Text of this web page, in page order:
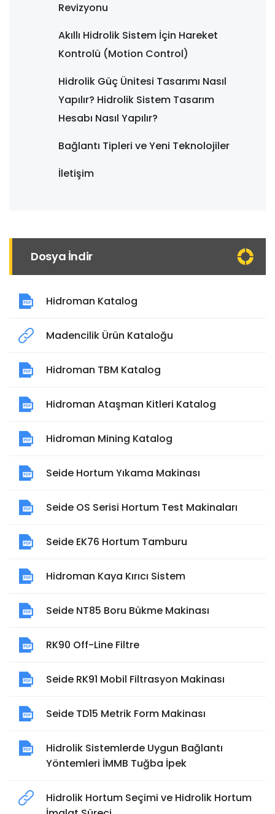
Revizyonu
Akıllı Hidrolik Sistem İçin Hareket
Kontrolü (Motion Control)
Hidrolik Güç Ünitesi Tasarımı Nasıl
Yapılır? Hidrolik Sistem Tasarım
Hesabı Nasıl Yapılır?
Bağlantı Tipleri ve Yeni Teknolojiler
İletişim
Dosya İndir
Hidroman Katalog
Madencilik Ürün Kataloğu
Hidroman TBM Katalog
Hidroman Ataşman Kitleri Katalog
Hidroman Mining Katalog
Seide Hortum Yıkama Makinası
Seide OS Serisi Hortum Test Makinaları
Seide EK76 Hortum Tamburu
Hidroman Kaya Kırıcı Sistem
Seide NT85 Boru Bükme Makinası
RK90 Off-Line Filtre
Seide RK91 Mobil Filtrasyon Makinası
Seide TD15 Metrik Form Makinası
Hidrolik Sistemlerde Uygun Bağlantı
Yöntemleri İMMB Tuğba İpek
Hidrolik Hortum Seçimi ve Hidrolik Hortum